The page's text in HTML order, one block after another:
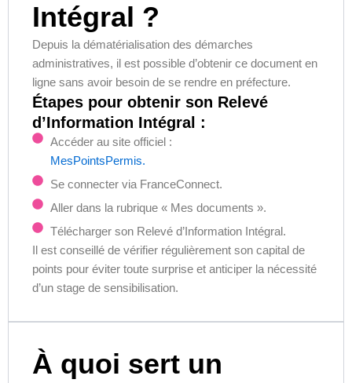
Intégral ?
Depuis la dématérialisation des démarches
administratives, il est possible d’obtenir ce document en
ligne sans avoir besoin de se rendre en préfecture.
Étapes pour obtenir son Relevé
d’Information Intégral :
Accéder au site officiel :
MesPointsPermis.
Se connecter via FranceConnect.
Aller dans la rubrique « Mes documents ».
Télécharger son Relevé d’Information Intégral.
Il est conseillé de vérifier régulièrement son capital de
points pour éviter toute surprise et anticiper la nécessité
d’un stage de sensibilisation.
À quoi sert un